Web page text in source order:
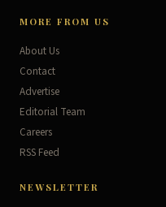
MORE FROM US
About Us
Contact
Advertise
Editorial Team
Careers
RSS Feed
NEWSLETTER